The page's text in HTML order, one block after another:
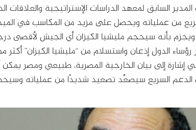
السابق لمعهد الدراسات الإستراتيجية والعلاقات
من عملياته ويحصل على مزيد من المكاسب في
ويجزم بأنه سيحجم مليشيا الكيزان أي الجيش لأقصى
الدول إذعان واستسلام من “مليشيا الكيزان”
إشارة إلى بيان الخارجية المصرية، طبيعي ومصر
أن الدعم السريع سيصعَّد تصعيد شديدًا من عملياته